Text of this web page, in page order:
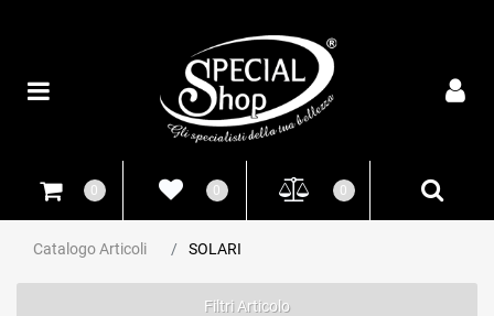
0 0 0
Catalogo Articoli SOLARI
Filtri Articolo